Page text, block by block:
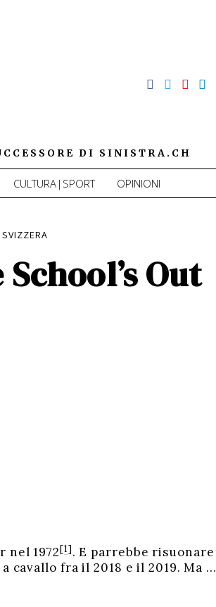
DI SINISTRA.CH
CULTURA|SPORT OPINIONI
Out
nel 1972[1]. E parrebbe risuonare
cavallo fra il 2018 e il 2019. Ma …